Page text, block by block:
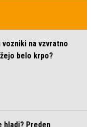
na vzvratno
belo krpo?
hladi? Preden